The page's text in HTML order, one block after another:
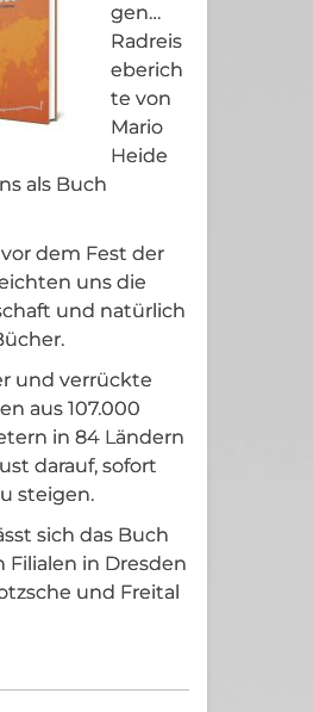
gen…
Radreis
eberich
te von
Mario
Heide
als Buch
dem Fest der
uns die
und natürlich
und verrückte
aus 107.000
in 84 Ländern
darauf, sofort
steigen.
sich das Buch
Filialen in Dresden
und Freital